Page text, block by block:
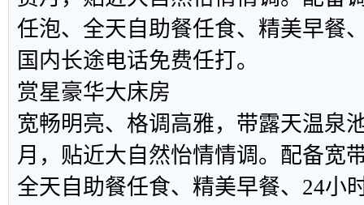
任泡、全天自助餐任食、精美早餐
国内长途电话免费任打。
赏星豪华大床房
宽畅明亮、格调高雅，带露天温泉
月，贴近大自然怡情情调。配备宽
全天自助餐任食、精美早餐、24小